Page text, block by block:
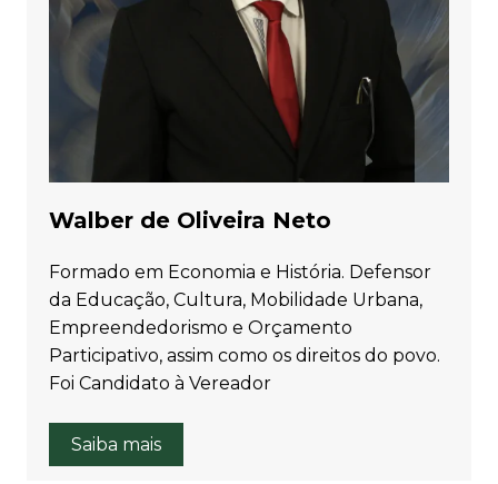
Walber de Oliveira Neto
Formado em Economia e História. Defensor
da Educação, Cultura, Mobilidade Urbana,
Empreendedorismo e Orçamento
Participativo, assim como os direitos do povo.
Foi Candidato à Vereador
Saiba mais